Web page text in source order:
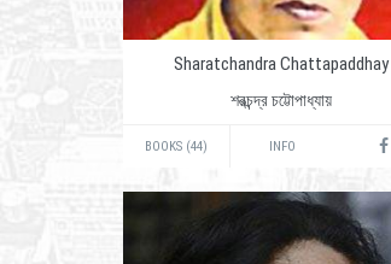
Sharatchandra Chattapaddhay
শরত্‍চন্দ্র চট্টোপাধ্যায়
BOOKS (44) INFO